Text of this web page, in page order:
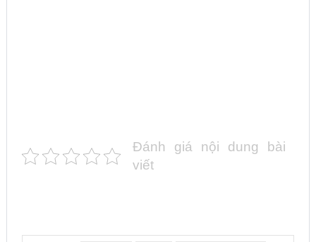
Đánh giá nội dung bài
viết